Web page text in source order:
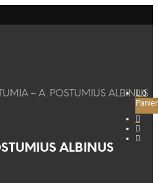
0
Panier
– A. POSTUMIUS ALBINUS
ALBINUS